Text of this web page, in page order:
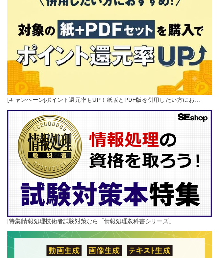
[キャンペーン]ポイント還元率もUP！紙版とPDF版を併用したい方にお…
[特集]情報処理技術者試験対策なら「情報処理教科書シリーズ」